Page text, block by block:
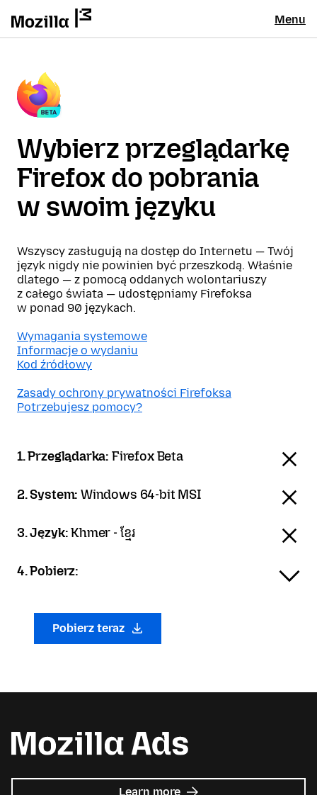
Menu
Wybierz przeglądarkę
Firefox do pobrania
w swoim języku
Wszyscy zasługują na dostęp do Internetu — Twój
język nigdy nie powinien być przeszkodą. Właśnie
dlatego — z pomocą oddanych wolontariuszy
z całego świata — udostępniamy Firefoksa
w ponad 90 językach.
Wymagania systemowe
Informacje o wydaniu
Kod źródłowy
Zasady ochrony prywatności Firefoksa
Potrzebujesz pomocy?
1. Przeglądarka: Firefox Beta
2. System:Windows 64-bit MSI
3. Język:Khmer - ខ្មែរ
4. Pobierz:
Pobierz teraz
Learn more about